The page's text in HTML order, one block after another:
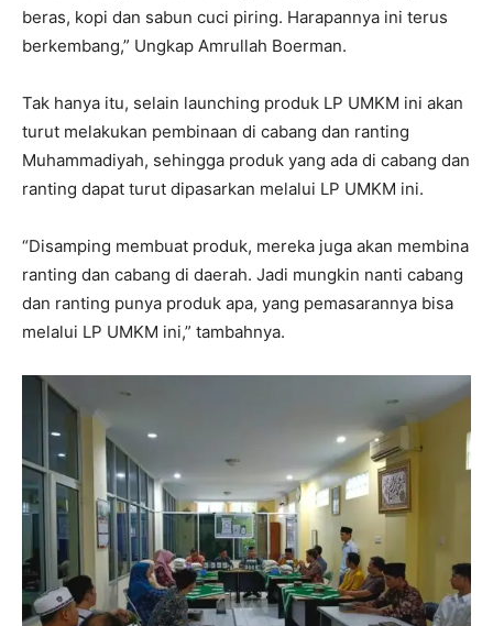
beras, kopi dan sabun cuci piring. Harapannya ini terus
berkembang,” Ungkap Amrullah Boerman.
Tak hanya itu, selain launching produk LP UMKM ini akan
turut melakukan pembinaan di cabang dan ranting
Muhammadiyah, sehingga produk yang ada di cabang dan
ranting dapat turut dipasarkan melalui LP UMKM ini.
“Disamping membuat produk, mereka juga akan membina
ranting dan cabang di daerah. Jadi mungkin nanti cabang
dan ranting punya produk apa, yang pemasarannya bisa
melalui LP UMKM ini,” tambahnya.